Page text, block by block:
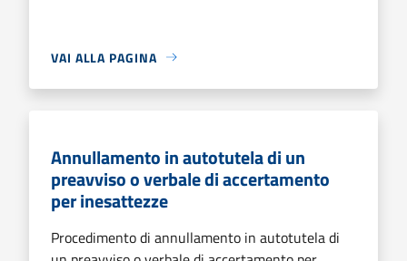
VAI ALLA PAGINA
Annullamento in autotutela di un
preavviso o verbale di accertamento
per inesattezze
Procedimento di annullamento in autotutela di